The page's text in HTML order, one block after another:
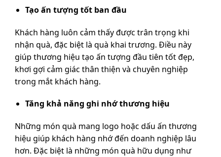
Tạo ấn tượng tốt ban đầu
Khách hàng luôn cảm thấy được trân trọng khi
nhận quà, đặc biệt là quà khai trương. Điều này
giúp thương hiệu tạo ấn tượng đầu tiên tốt đẹp,
khơi gợi cảm giác thân thiện và chuyên nghiệp
trong mắt khách hàng.
Tăng khả năng ghi nhớ thương hiệu
Những món quà mang logo hoặc dấu ấn thương
hiệu giúp khách hàng nhớ đến doanh nghiệp lâu
hơn. Đặc biệt là những món quà hữu dụng như